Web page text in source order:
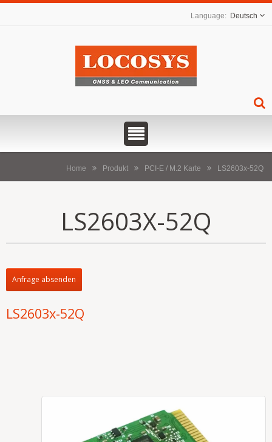
Deutsch
Home Produkt PCI-E / M.2 Karte LS2603x-52Q
LS2603X-52Q
Anfrage absenden
LS2603x-52Q